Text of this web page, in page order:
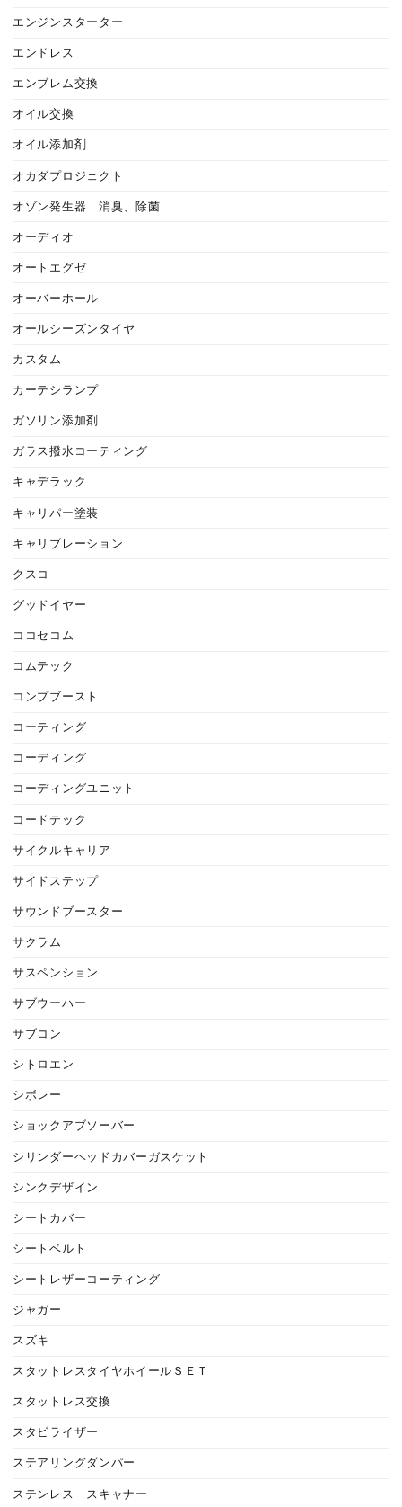
エンジンスターター
エンドレス
エンブレム交換
オイル交換
オイル添加剤
オカダプロジェクト
オゾン発生器 消臭、除菌
オーディオ
オートエグゼ
オーバーホール
オールシーズンタイヤ
カスタム
カーテシランプ
ガソリン添加剤
ガラス撥水コーティング
キャデラック
キャリパー塗装
キャリブレーション
クスコ
グッドイヤー
ココセコム
コムテック
コンプブースト
コーティング
コーディング
コーディングユニット
コードテック
サイクルキャリア
サイドステップ
サウンドブースター
サクラム
サスペンション
サブウーハー
サブコン
シトロエン
シボレー
ショックアブソーバー
シリンダーヘッドカバーガスケット
シンクデザイン
シートカバー
シートベルト
シートレザーコーティング
ジャガー
スズキ
スタットレスタイヤホイールＳＥＴ
スタットレス交換
スタビライザー
ステアリングダンパー
ステンレス スキャナー